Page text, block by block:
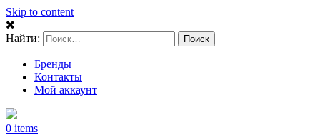
Skip to content
Найти:
Бренды
Контакты
Мой аккаунт
0 items